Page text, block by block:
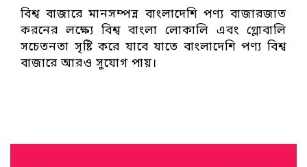
বিশ্ব বাজারে মানসম্পন্ন বাংলাদেশি পণ্য বাজারজাত
করনের লক্ষ্যে বিশ্ব বাংলা লোকালি এবং গ্লোবালি
সচেতনতা সৃষ্টি করে যাবে যাতে বাংলাদেশি পণ্য বিশ্ব
বাজারে আরও সুযোগ পায়।